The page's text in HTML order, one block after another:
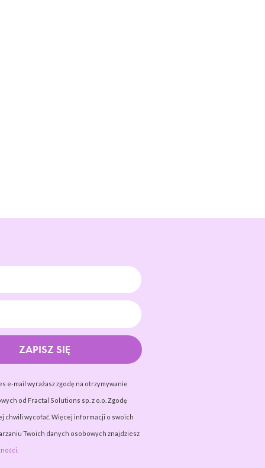
ZAPISZ SIĘ
e-mail wyrażasz zgodę na otrzymywanie
od Fractal Solutions sp. z o.o. Zgodę
chwili wycofać. Więcej informacji o swoich
Twoich danych osobowych znajdziesz